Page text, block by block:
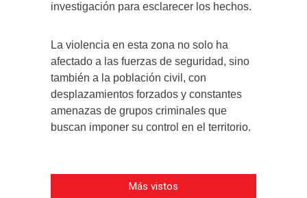
investigación para esclarecer los hechos.
La violencia en esta zona no solo ha
afectado a las fuerzas de seguridad, sino
también a la población civil, con
desplazamientos forzados y constantes
amenazas de grupos criminales que
buscan imponer su control en el territorio.
Más vistos